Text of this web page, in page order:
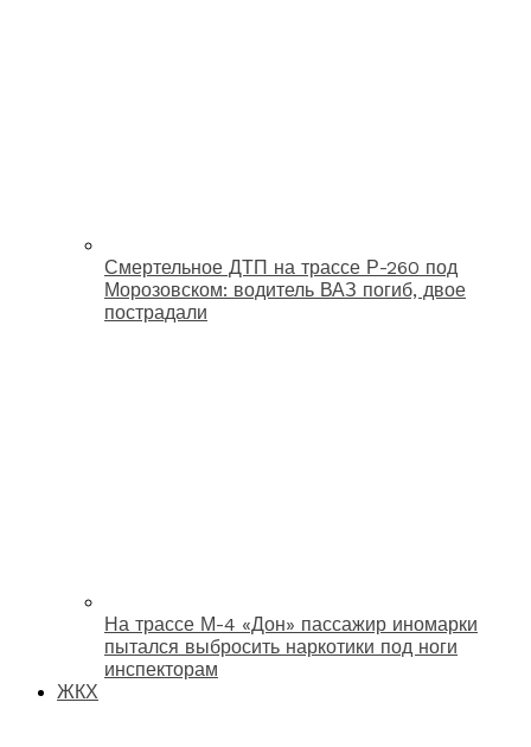
Смертельное ДТП на трассе Р-260 под
Морозовском: водитель ВАЗ погиб, двое
пострадали
На трассе М-4 «Дон» пассажир иномарки
пытался выбросить наркотики под ноги
инспекторам
ЖКХ